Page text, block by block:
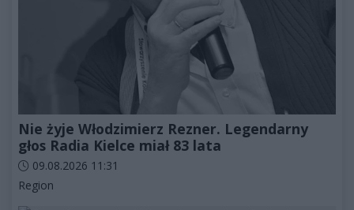
Nie żyje Włodzimierz Rezner. Legendarny
głos Radia Kielce miał 83 lata
Data dodania artykułu:
09.08.2026 11:31
Kategorie artykułu:
Region